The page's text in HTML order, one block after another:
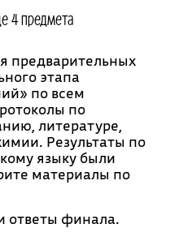
4 предмета
предварительных
этапа
по всем
по
литературе,
Результаты по
языку были
материалы по
ответы финала.